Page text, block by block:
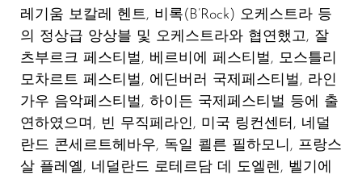
레기움 보칼레 헨트, 비록(B’Rock) 오케스트라 등
의 정상급 앙상블 및 오케스트라와 협연했고, 잘
츠부르크 페스티벌, 베르비에 페스티벌, 모스틀리
모차르트 페스티벌, 에딘버러 국제페스티벌, 라인
가우 음악페스티벌, 하이든 국제페스티벌 등에 출
연하였으며, 빈 무직페라인, 미국 링컨센터, 네덜
란드 콘세르트헤바우, 독일 쾰른 필하모니, 프랑스
살 플레옐, 네덜란드 로테르담 데 도엘렌, 벨기에